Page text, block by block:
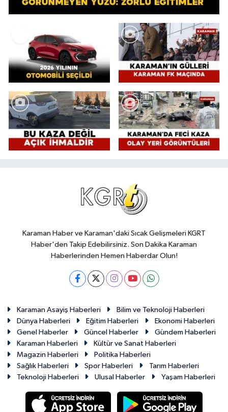
Karaman Haber ve Karaman'daki Sıcak Gelişmeleri KGRT
Haber'den Takip Edebilirsiniz. Son Dakika Karaman
Haberlerinden Hemen Haberdar Olun!
Karaman Asayiş Haberleri
Bilim ve Teknoloji Haberleri
Dünya Haberleri
Eğitim Haberleri
Ekonomi Haberleri
Genel Haberler
Güncel Haberler
Gündem Haberleri
Karaman Haberleri
Kültür ve Sanat Haberleri
Magazin Haberleri
Politika Haberleri
Sağlık Haberleri
Spor Haberleri
Tarım Haberleri
Teknoloji Haberleri
Ulusal Haberler Yaşam Haberleri